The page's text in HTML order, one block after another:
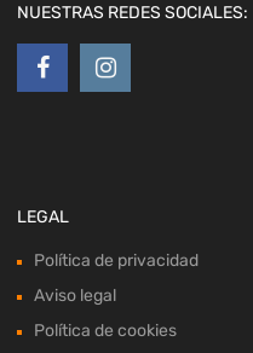
NUESTRAS REDES SOCIALES:
LEGAL
Política de privacidad
Aviso legal
Política de cookies